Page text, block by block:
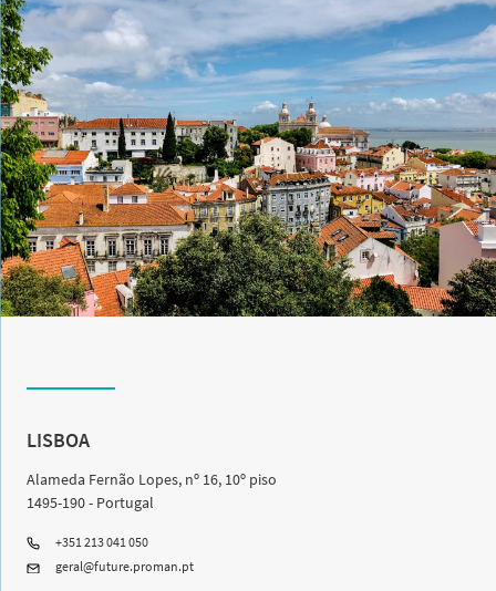
LISBOA
Alameda Fernão Lopes, nº 16, 10º piso
1495-190 - Portugal
+351 213 041 050
geral@future.proman.pt